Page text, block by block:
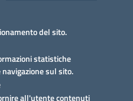
del sito.
statistiche
sul sito.
all'utente contenuti